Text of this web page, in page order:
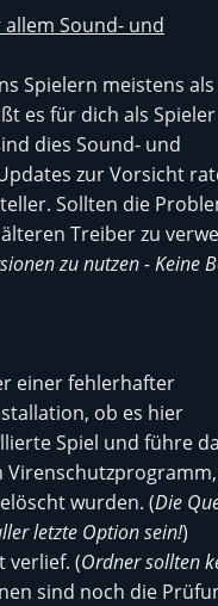
Sound- und
Spielern meistens als
es für dich als Spieler
dies Sound- und
zur Vorsicht
Sollten die
Treiber zu
zu nutzen - Keine
einer fehlerhafter
ob es hier
Spiel und führe
wurden. (Die
letzte Option sein!)
verlief. (Ordner sollten
sind noch die